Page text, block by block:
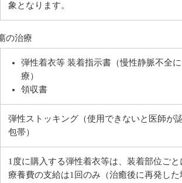
象となります。
の治療
弾性着衣等 装着指示書（慢性静脈不全
療）
領収書
弾性ストッキング（使用できないと医師が
包帯）
1度に購入する弾性着衣等は、装着部位ごと
療養費の支給は1回のみ（治癒後に再発し